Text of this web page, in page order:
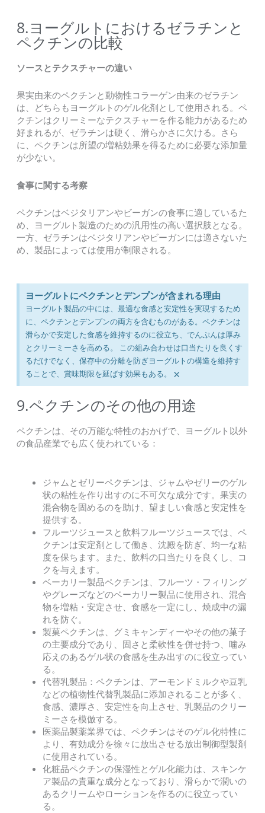
8.ヨーグルトにおけるゼラチンと
ペクチンの比較
ソースとテクスチャーの違い
果実由来のペクチンと動物性コラーゲン由来のゼラチン
は、どちらもヨーグルトのゲル化剤として使用される。ペ
クチンはクリーミーなテクスチャーを作る能力があるため
好まれるが、ゼラチンは硬く、滑らかさに欠ける。さら
に、ペクチンは所望の増粘効果を得るために必要な添加量
が少ない。
食事に関する考察
ペクチンはベジタリアンやビーガンの食事に適しているた
め、ヨーグルト製造のための汎用性の高い選択肢となる。
一方、ゼラチンはベジタリアンやビーガンには適さないた
め、製品によっては使用が制限される。
ヨーグルトにペクチンとデンプンが含まれる理由
ヨーグルト製品の中には、最適な食感と安定性を実現するため
に、ペクチンとデンプンの両方を含むものがある。ペクチンは
滑らかで安定した食感を維持するのに役立ち、でんぷんは厚み
とクリーミーさを高める。 この組み合わせは口当たりを良くす
るだけでなく、保存中の分離を防ぎヨーグルトの構造を維持す
ることで、賞味期限を延ばす効果もある。
×
9.ペクチンのその他の用途
ペクチンは、その万能な特性のおかげで、ヨーグルト以外
の食品産業でも広く使われている：
ジャムとゼリーペクチンは、ジャムやゼリーのゲル
状の粘性を作り出すのに不可欠な成分です。果実の
混合物を固めるのを助け、望ましい食感と安定性を
提供する。
フルーツジュースと飲料フルーツジュースでは、ペ
クチンは安定剤として働き、沈殿を防ぎ、均一な粘
度を保ちます。また、飲料の口当たりを良くし、コ
クを与えます。
ベーカリー製品ペクチンは、フルーツ・フィリング
やグレーズなどのベーカリー製品に使用され、混合
物を増粘・安定させ、食感を一定にし、焼成中の漏
れを防ぐ。
製菓ペクチンは、グミキャンディーやその他の菓子
の主要成分であり、固さと柔軟性を併せ持つ、噛み
応えのあるゲル状の食感を生み出すのに役立ってい
る。
代替乳製品：ペクチンは、アーモンドミルクや豆乳
などの植物性代替乳製品に添加されることが多く、
食感、濃厚さ、安定性を向上させ、乳製品のクリー
ミーさを模倣する。
医薬品製薬業界では、ペクチンはそのゲル化特性に
より、有効成分を徐々に放出させる放出制御型製剤
に使用されている。
化粧品ペクチンの保湿性とゲル化能力は、スキンケ
ア製品の貴重な成分となっており、滑らかで潤いの
あるクリームやローションを作るのに役立ってい
る。